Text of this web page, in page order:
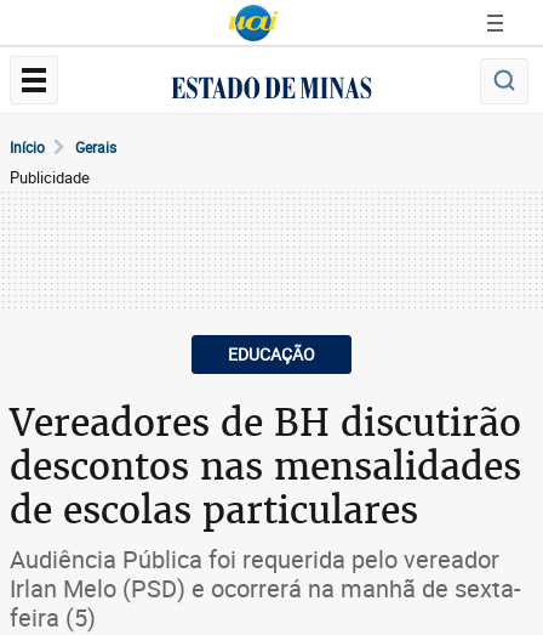
Início Gerais
Publicidade
EDUCAÇÃO
Vereadores de BH discutirão
descontos nas mensalidades
de escolas particulares
Audiência Pública foi requerida pelo vereador
Irlan Melo (PSD) e ocorrerá na manhã de sexta-
feira (5)